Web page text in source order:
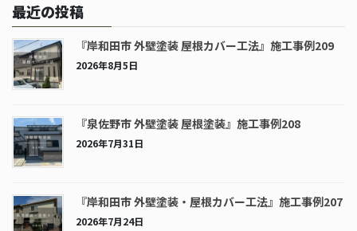
最近の投稿
『岸和田市 外壁塗装 屋根カバー工法』施工事例209
2026年8月5日
『泉佐野市 外壁塗装 屋根塗装』施工事例208
2026年7月31日
『岸和田市 外壁塗装・屋根カバー工法』施工事例207
2026年7月24日